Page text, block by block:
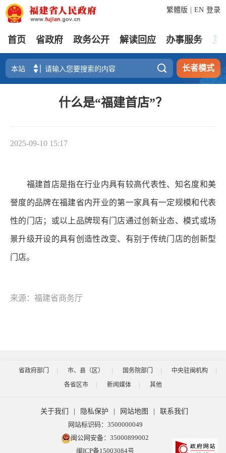
登录
繁體版 EN
首页 省政府 政务公开 解读回应 办事服务 互
 长者模式
什么是“福建首店”？
2025-09-10 15:17
福建首店是指在行业内具有较高代表性、知名度和美
誉度的品牌在福建省内开业的第一家具有一定规模和代表
性的门店；或以上品牌现有门店通过创新业态、模式或场
景升级开设的具有创造性改变、有别于传统门店的创新型
门店。
来源：福建省商务厅
省政府部门 市、县（区） 国务院部门
中央驻闽机构
各省区市
新闻媒体 其他
关于我们 隐私保护 网站地图
联系我们
网站标识码：3500000049
闽公网安备：35000899002
闽ICP备15003084号